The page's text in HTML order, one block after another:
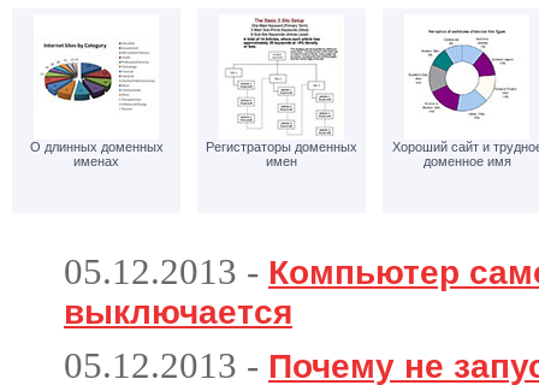
О длинных доменных
именах
Регистраторы доменных
имен
Хороший сайт и
доменное имя
05.12.2013 - Компьютер
выключается
05.12.2013 - Почему не